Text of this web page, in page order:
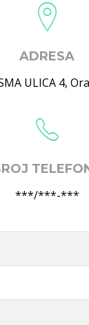
ADRESA
ULICA 4,
***/***-***